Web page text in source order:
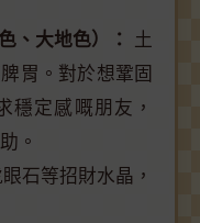
、大地色）：
土
胃。對於想鞏固
穩定感嘅朋友，
。
石等招財水晶，